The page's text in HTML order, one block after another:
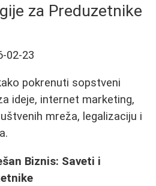
za Preduzetnike
02-23
pokrenuti sopstveni
ideje, internet marketing,
mreža, legalizaciju i
Biznis: Saveti i